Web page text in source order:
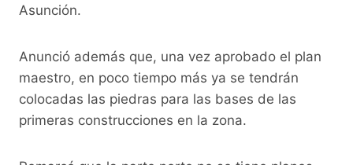
Asunción.
Anunció además que, una vez aprobado el plan
maestro, en poco tiempo más ya se tendrán
colocadas las piedras para las bases de las
primeras construcciones en la zona.